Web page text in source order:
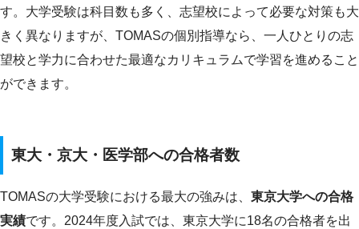
す。大学受験は科目数も多く、志望校によって必要な対策も大
きく異なりますが、TOMASの個別指導なら、一人ひとりの志
望校と学力に合わせた最適なカリキュラムで学習を進めること
ができます。
東大・京大・医学部への合格者数
TOMASの大学受験における最大の強みは、 東京大学への合格
実績です。2024年度入試では、東京大学に18名の合格者を出